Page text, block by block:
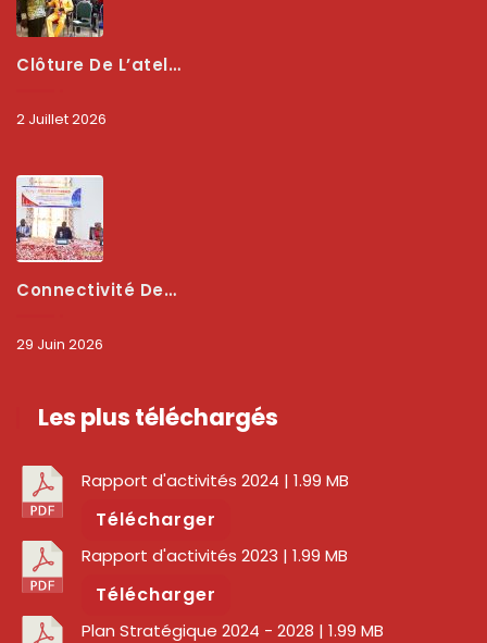
Clôture De L’atelier National : L’ARCEP Et Les Collectivités Territoriales Consolident Leur Partenariat Pour Booster La Qualité Des Services Numériques
2 Juillet 2026
Connectivité Des Territoires : L’ARCEP Et Les Collectivités Territoriales Scellent Un Pacte Stratégique À Bobo-Dioulasso Pour Booster La Qualité Des Réseaux
29 Juin 2026
Les plus téléchargés
Rapport d'activités 2024 | 1.99 MB
Télécharger
Rapport d'activités 2023 | 1.99 MB
Télécharger
Plan Stratégique 2024 - 2028 | 1.99 MB